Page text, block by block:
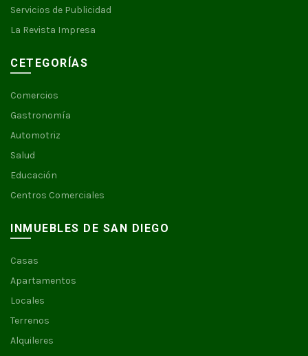
Servicios de Publicidad
La Revista Impresa
CETEGORÍAS
Comercios
Gastronomía
Automotriz
Salud
Educación
Centros Comerciales
INMUEBLES DE SAN DIEGO
Casas
Apartamentos
Locales
Terrenos
Alquileres